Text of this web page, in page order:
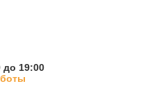
до 19:00